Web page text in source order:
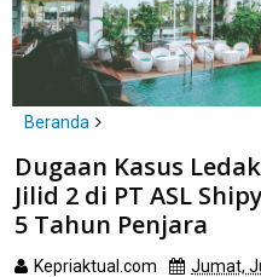
Beranda
Dugaan Kasus Ledakan Maut
Shipyard Batam Terancam 5
Dugaan Kasus
Jilid 2 di PT ASL
5 Tahun Penjara
Kepriaktual.com Jumat,